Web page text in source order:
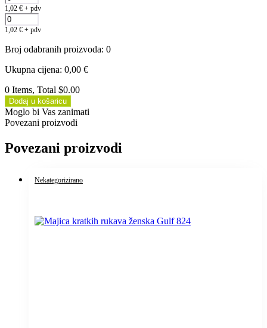
1,02 € + pdv
1,02 € + pdv
Broj odabranih proizvoda: 0
Ukupna cijena: 0,00 €
0 Items, Total $0.00
Dodaj u košaricu
Moglo bi Vas zanimati
Povezani proizvodi
Povezani proizvodi
Nekategorizirano